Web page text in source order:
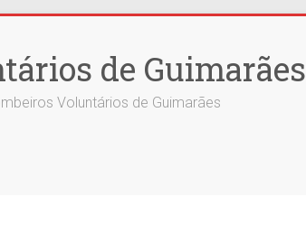
de Guimarães
Voluntários de Guimarães